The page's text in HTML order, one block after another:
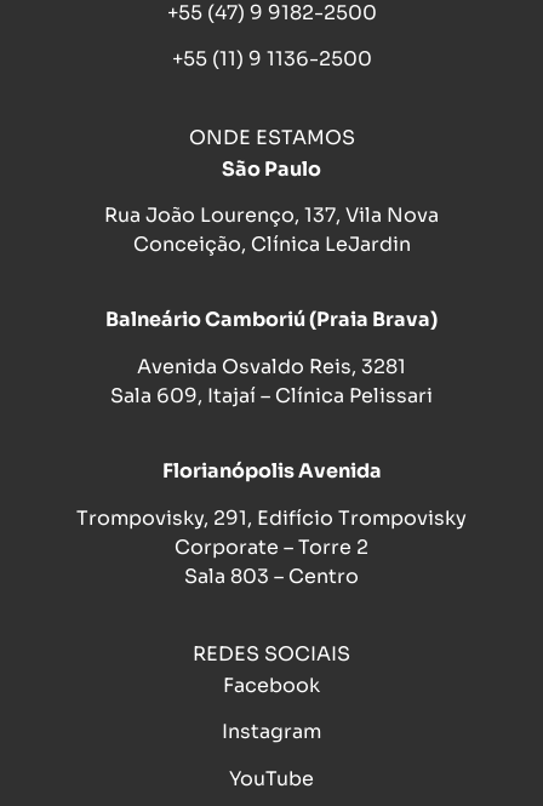
+55 (47) 9 9182-2500
+55 (11) 9 1136-2500
ONDE ESTAMOS
São Paulo
Rua João Lourenço, 137, Vila Nova
Conceição, Clínica LeJardin
Balneário Camboriú (Praia Brava)
Avenida Osvaldo Reis, 3281
Sala 609, Itajaí – Clínica Pelissari
Florianópolis Avenida
Trompovisky, 291, Edifício Trompovisky
Corporate – Torre 2
Sala 803 – Centro
REDES SOCIAIS
Facebook
Instagram
YouTube